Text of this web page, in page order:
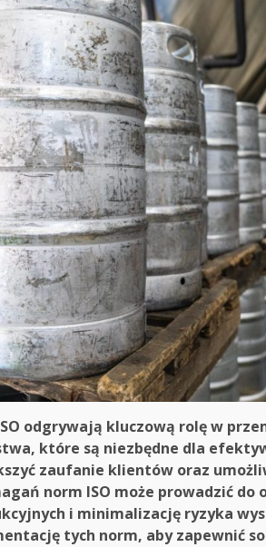
odgrywają kluczową rolę w
które są niezbędne dla
zaufanie klientów oraz
norm ISO może prowadzić do
i minimalizację ryzyka
tych norm, aby zapewnić